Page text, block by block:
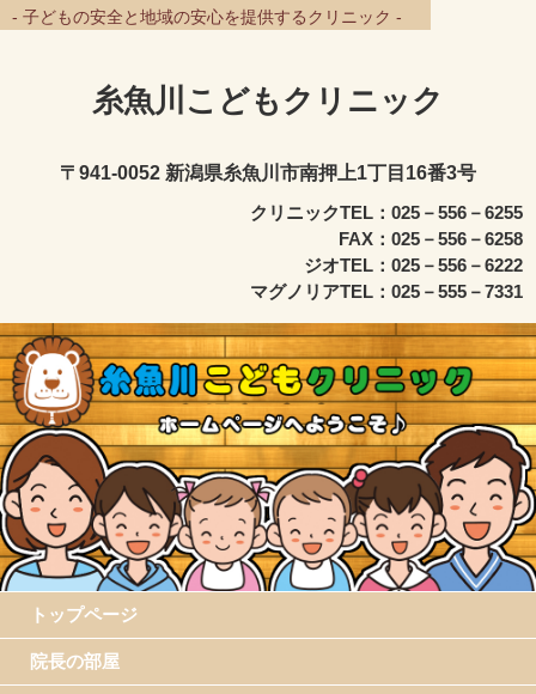
- 子どもの安全と地域の安心を提供するクリニック -
糸魚川こどもクリニック
〒941-0052 新潟県糸魚川市南押上1丁目16番3号
クリニックTEL：025－556－6255
FAX：025－556－6258
ジオTEL：025－556－6222
マグノリアTEL：025－555－7331
トップページ
院長の部屋